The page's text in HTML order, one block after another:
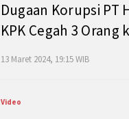
Dugaan Korupsi PT
KPK Cegah 3 Orang
13 Maret 2024, 19:15 WIB
Video